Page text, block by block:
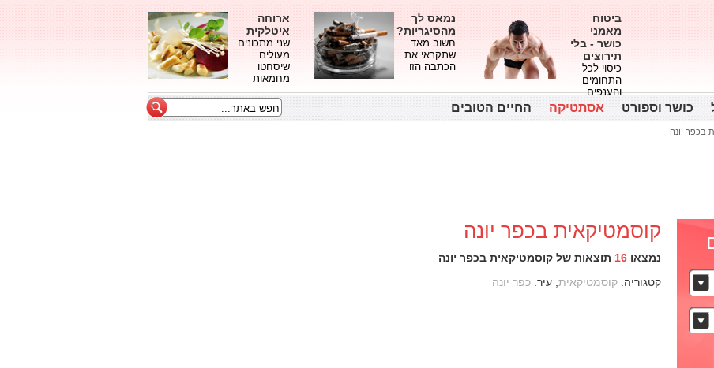
ביטוח
מאמני
כושר - בלי
תירוצים
כיסוי לכל
התחומים
והענפים
נמאס לך
מהסיגריות?
חשוב מאד
שתקראי את
הכתבה הזו
ארוחה
איטלקית
שני מתכונים
מעולים
שיסחטו
מחמאות
כושר וספורט אסתטיקה החיים הטובים
בכפר יונה
קוסמטיקאית בכפר יונה
נמצאו 16 תוצאות של קוסמטיקאית בכפר יונה
קטגוריה: קוסמטיקאית , עיר: כפר יונה